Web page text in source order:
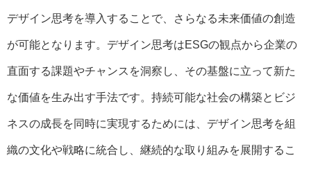
デザイン思考を導入することで、さらなる未来価値の創造
が可能となります。デザイン思考はESGの観点から企業の
直面する課題やチャンスを洞察し、その基盤に立って新た
な価値を生み出す手法です。持続可能な社会の構築とビジ
ネスの成長を同時に実現するためには、デザイン思考を組
織の文化や戦略に統合し、継続的な取り組みを展開するこ